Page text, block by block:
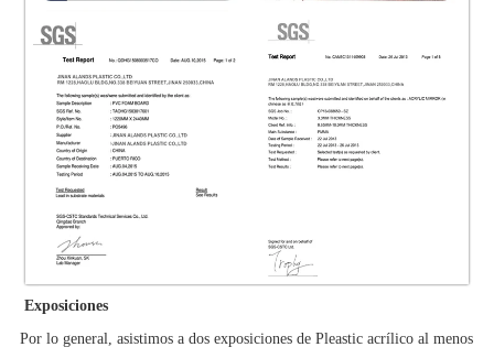
Exposiciones
Por lo general, asistimos a dos exposiciones de Pleastic acrílico al menos